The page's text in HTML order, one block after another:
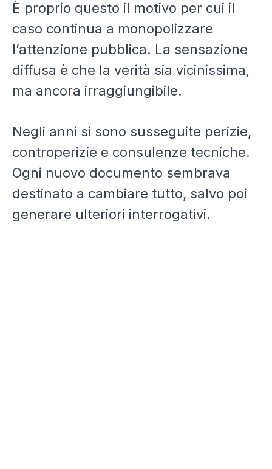
È proprio questo il motivo per cui il
caso continua a monopolizzare
l’attenzione pubblica. La sensazione
diffusa è che la verità sia vicinissima,
ma ancora irraggiungibile.
Negli anni si sono susseguite perizie,
controperizie e consulenze tecniche.
Ogni nuovo documento sembrava
destinato a cambiare tutto, salvo poi
generare ulteriori interrogativi.